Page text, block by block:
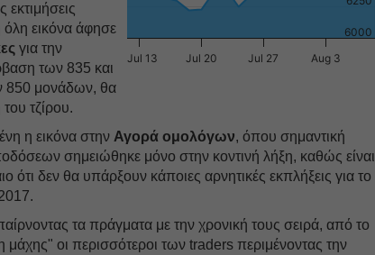
Jul 13 Jul 20 Jul 27 Aug 3
6000
εικόνα άφησε
για την
των 835 και
850 μονάδων, θα
τζίρου.
η εικόνα στην Αγορά ομολόγων, όπου σημαντική
σημειώθηκε μόνο στην κοντινή λήξη, καθώς είναι
ότι δεν θα υπάρξουν κάποιες αρνητικές εκπλήξεις για το
τα πράγματα με την χρονική τους σειρά, από το
μάχης" οι περισσότεροι των traders περιμένοντας την